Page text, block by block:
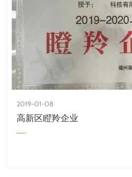
2019-01-08
高新区瞪羚企业